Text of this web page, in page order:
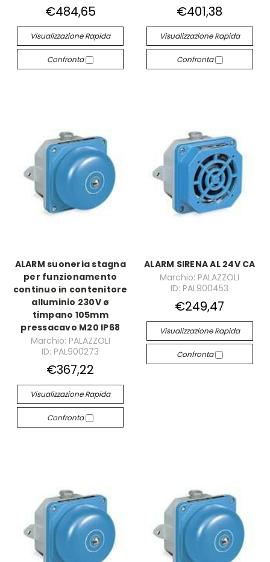
€484,65
Visualizzazione Rapida
Confronta
€401,38
Visualizzazione Rapida
Confronta
ALARM suoneria stagna
per funzionamento
continuo in contenitore
alluminio 230V ø
timpano 105mm
pressacavo M20 IP68
Marchio: PALAZZOLI
ID: PAL900273
€367,22
Visualizzazione Rapida
Confronta
ALARM SIRENA AL 24V CA
Marchio: PALAZZOLI
ID: PAL900453
€249,47
Visualizzazione Rapida
Confronta